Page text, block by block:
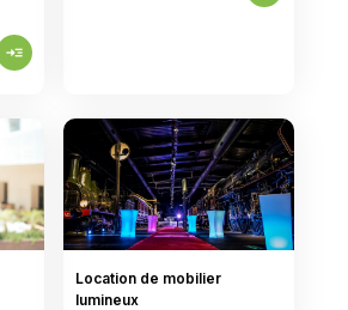
read_more
Location de mobilier
lumineux